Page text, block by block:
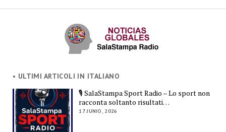
• ULTIMI ARTICOLI IN ITALIANO
🎙️ SalaStampa Sport Radio – Lo sport non
racconta soltanto risultati…
17 JUNIO, 2026